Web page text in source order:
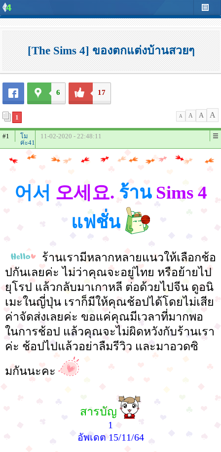
[The Sims 4] ของตกแต่งบ้านสวยๆ
6 17
1 A A A A
#1
โม
ค่ะ41
11-02-2020 - 22:48:11
어서 오세요. ร้าน Sims 4
แฟชั่น
ร้านเรามีหลากหลายแนวให้เลือกช้อ
ปกันเลยค่ะ ไม่ว่าคุณจะอยู่ไทย หรือย้ายไป
ยุโรป แล้วกลับมาเกาหลี ต่อด้วยไปจีน ดูอนิ
เมะในญี่ปุ่น เราก็มีให้คุณช้อปได้โดยไม่เสีย
ค่าจัดส่งเลยค่ะ ขอแค่คุณมีเวลาที่มากพอ
ในการช้อป แล้วคุณจะไม่ผิดหวังกับร้านเรา
ค่ะ ช้อปไปแล้วอย่าลืมรีวิว และมาอวดซิ
มกันนะคะ
สารบัญ
1
อัพเดต 15/11/64